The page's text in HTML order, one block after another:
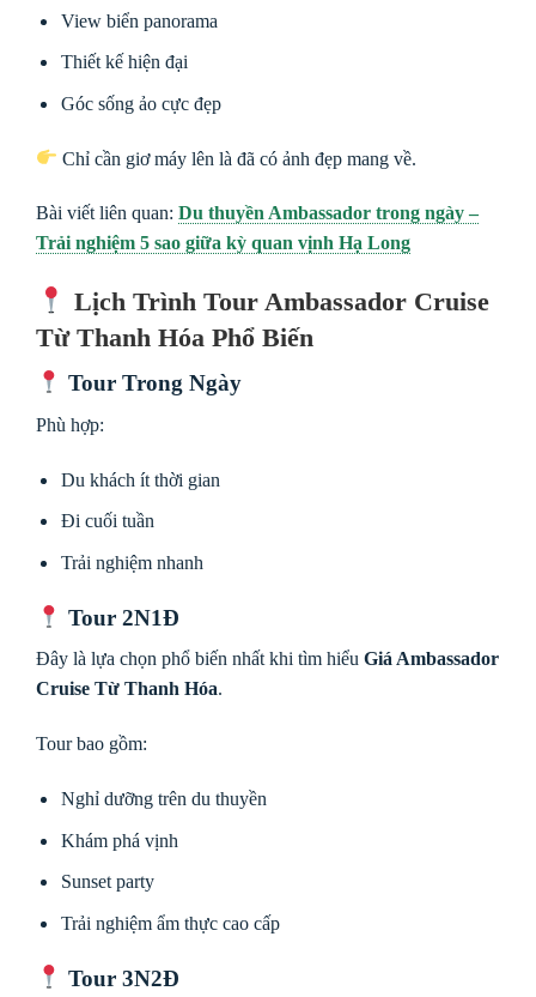
View biển panorama
Thiết kế hiện đại
Góc sống ảo cực đẹp
Chỉ cần giơ máy lên là đã có ảnh đẹp mang về.
Bài viết liên quan: Du thuyền Ambassador trong ngày –
Trải nghiệm 5 sao giữa kỳ quan vịnh Hạ Long
Lịch Trình Tour Ambassador Cruise
Từ Thanh Hóa Phổ Biến
Tour Trong Ngày
Phù hợp:
Du khách ít thời gian
Đi cuối tuần
Trải nghiệm nhanh
Tour 2N1Đ
Đây là lựa chọn phổ biến nhất khi tìm hiểu Giá Ambassador
Cruise Từ Thanh Hóa.
Tour bao gồm:
Nghỉ dưỡng trên du thuyền
Khám phá vịnh
Sunset party
Trải nghiệm ẩm thực cao cấp
Tour 3N2Đ